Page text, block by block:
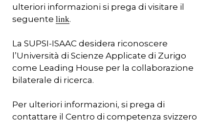
ulteriori informazioni si prega di visitare il
seguente link.
La SUPSI-ISAAC desidera riconoscere
l’Università di Scienze Applicate di Zurigo
come Leading House per la collaborazione
bilaterale di ricerca.
Per ulteriori informazioni, si prega di
contattare il Centro di competenza svizzero